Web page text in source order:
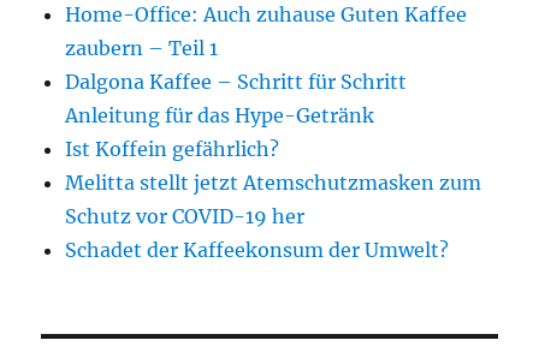
Home-Office: Auch zuhause Guten Kaffee
zaubern – Teil 1
Dalgona Kaffee – Schritt für Schritt
Anleitung für das Hype-Getränk
Ist Koffein gefährlich?
Melitta stellt jetzt Atemschutzmasken zum
Schutz vor COVID-19 her
Schadet der Kaffeekonsum der Umwelt?